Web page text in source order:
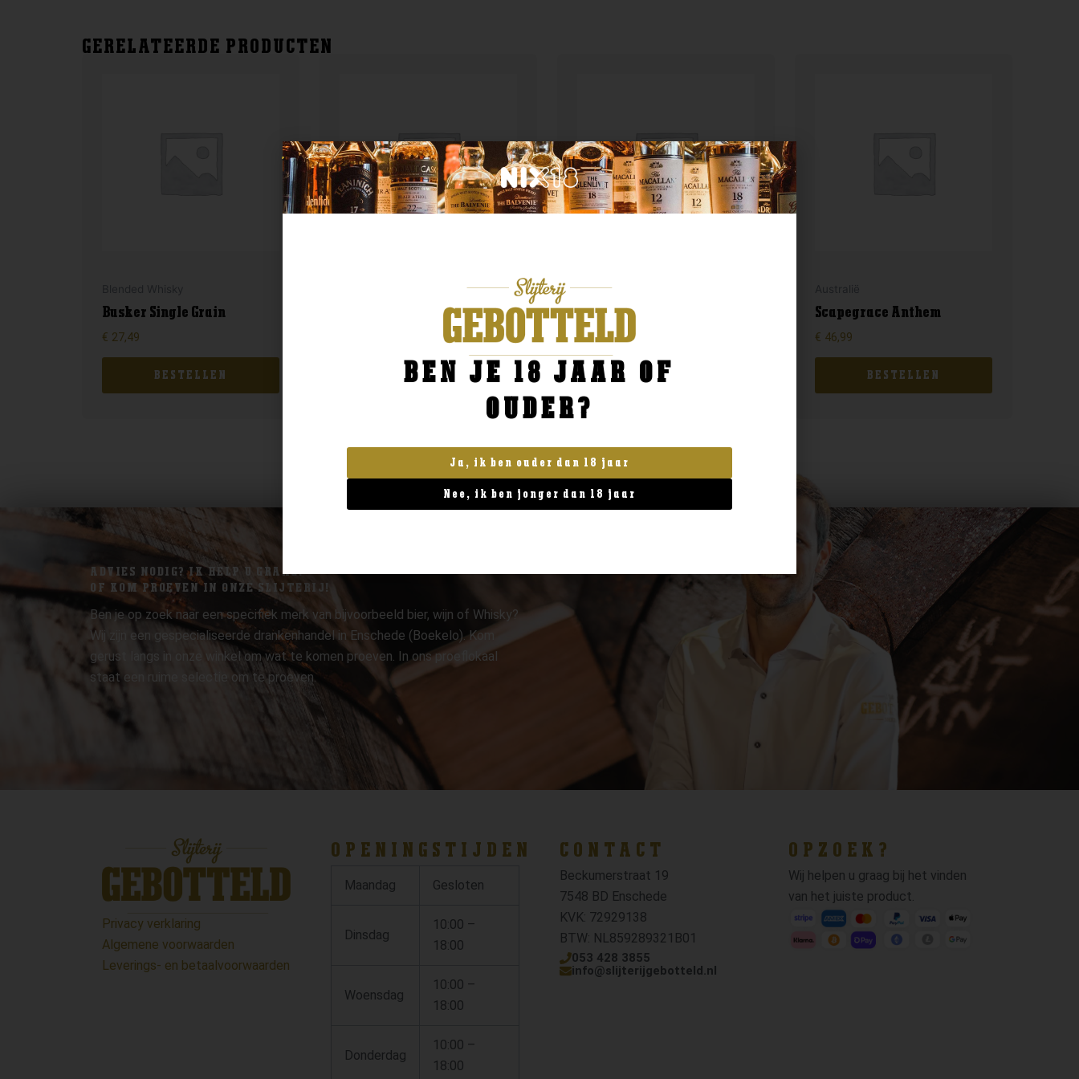
GERELATEERDE PRODUCTEN
Busker Single Grain
€ 27,49
BESTELLEN
Glen Moray Elgin classic
BESTELLEN
Chichibu Ichiros malt &
grain
59,99
BESTELLEN
Scapegrace Anthem
€ 46,99
BESTELLEN
ADVIES NODIG? IK HELP U GRAAG.
OF KOM PROEVEN IN ONZE SLIJTERIJ!
Ben je op zoek naar een specifiek merk van bijvoorbeeld bier, wijn of Whisky?
Wij zijn een gespecialiseerde drankenhandel in Enschede (Boekelo). Kom
gerust langs in onze winkel om wat te komen proeven. In ons proeflokaal
staat een ruime selectie om te proeven.
Privacy verklaring
Algemene voorwaarden
Leverings- en betaalvoorwaarden
OPENINGSTIJDEN
Maandag Gesloten
Dinsdag
10:00 –
18:00
Woensdag
10:00 –
18:00
Donderdag
10:00 –
18:00
CONTACT
Beckumerstraat 19
7548 BD Enschede
KVK: 72929138
BTW: NL859289321B01
053 428 3855
info@slijterijgebotteld.nl
OPZOEK?
Wij helpen u graag bij het vinden
van het juiste product.
BEN JE 18 JAAR OF
OUDER?
Ja, ik ben ouder dan 18 jaar
Nee, ik ben jonger dan 18 jaar